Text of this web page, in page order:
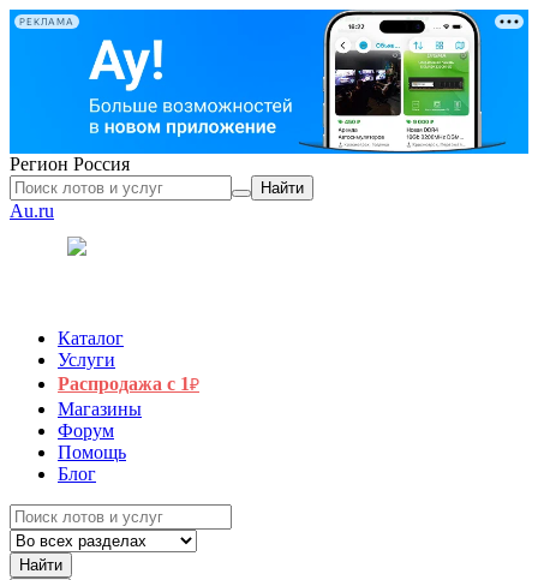
РЕКЛАМА
Регион Россия
Найти
Au.ru
Каталог
Услуги
Распродажа с 1₽
Магазины
Форум
Помощь
Блог
Найти